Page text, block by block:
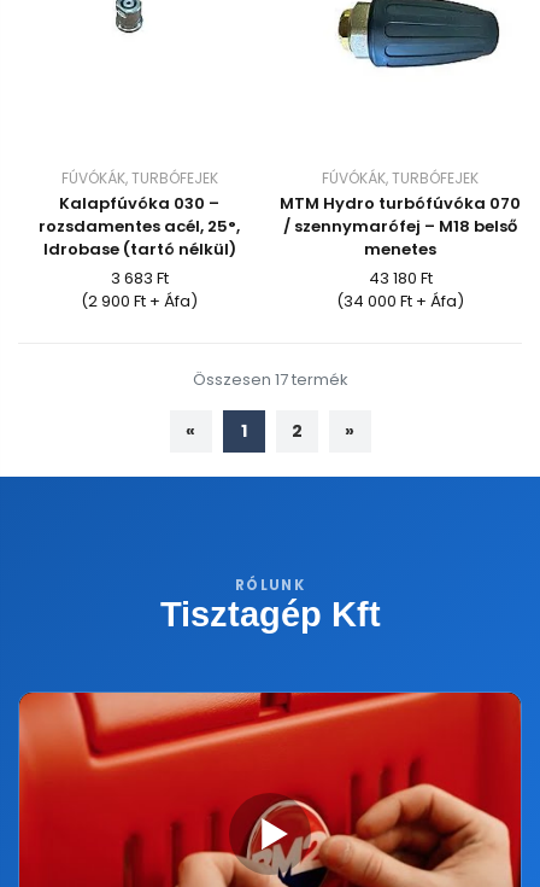
FÚVÓKÁK, TURBÓFEJEK
Kalapfúvóka 030 –
rozsdamentes acél, 25°,
Idrobase (tartó nélkül)
3 683 Ft
(2 900 Ft + Áfa)
FÚVÓKÁK, TURBÓFEJEK
MTM Hydro turbófúvóka 070
/ szennymarófej – M18 belső
menetes
43 180 Ft
(34 000 Ft + Áfa)
Összesen 17 termék
« 1 2 »
RÓLUNK
Tisztagép Kft